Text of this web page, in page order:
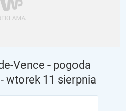
Vence - pogoda
- wtorek 11 sierpnia